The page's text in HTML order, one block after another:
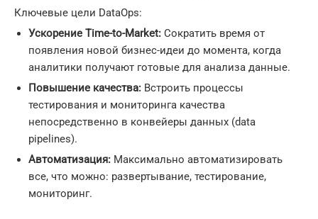
Ключевые цели DataOps:
Ускорение Time-to-Market: Сократить время от
появления новой бизнес-идеи до момента, когда
аналитики получают готовые для анализа данные.
Повышение качества: Встроить процессы
тестирования и мониторинга качества
непосредственно в конвейеры данных (data
pipelines).
Автоматизация: Максимально автоматизировать
все, что можно: развертывание, тестирование,
мониторинг.